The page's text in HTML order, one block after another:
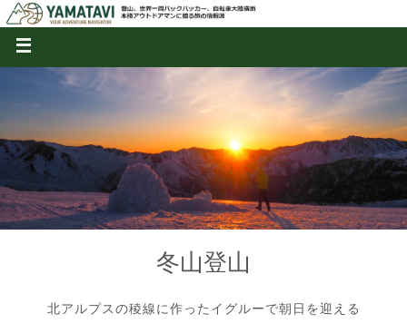
冬山登山
北アルプスの稜線に作ったイグルーで朝日を迎える